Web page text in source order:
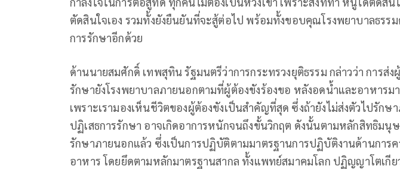
ตัดสินใจเอง รวมทั้งยังยืนยันที่จะสู้ต่อไป พร้อมทั้งขอบคุณโรงพยาบาลธรร
การรักษาอีกด้วย
ด้านนายสมศักดิ์ เทพสุทิน รัฐมนตรีว่าการกระทรวงยุติธรรม กล่าวว่า การส่ง
รักษายังโรงพยาบาลภายนอกตามที่ผู้ต้องขังร้องขอ หลังอดน้ำและอาหารมา
เพราะเรามองเห็นชีวิตของผู้ต้องขังเป็นสำคัญที่สุด ซึ่งถ้ายังไม่ส่งตัวไปรักษ
ปฏิเสธการรักษา อาจเกิดอาการหนักจนถึงขั้นวิกฤต ดังนั้นตามหลักสิทธิมนุ
รักษาภายนอกแล้ว ซึ่งเป็นการปฏิบัติตามมาตรฐานการปฏิบัติงานด้านการ
อาหาร โดยยึดตามหลักมาตรฐานสากล ทั้งแพทย์สมาคมโลก ปฏิญญาโตเกี